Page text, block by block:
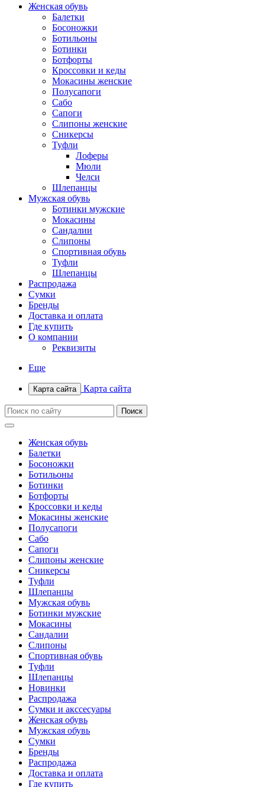
Женская обувь
Балетки
Босоножки
Ботильоны
Ботинки
Ботфорты
Кроссовки и кеды
Мокасины женские
Полусапоги
Сабо
Сапоги
Слипоны женские
Сникерсы
Туфли
Лоферы
Мюли
Челси
Шлепанцы
Мужская обувь
Ботинки мужские
Мокасины
Сандалии
Слипоны
Спортивная обувь
Туфли
Шлепанцы
Распродажа
Сумки
Бренды
Доставка и оплата
Где купить
О компании
Реквизиты
Еще
Карта сайта Карта сайта
Женская обувь
Балетки
Босоножки
Ботильоны
Ботинки
Ботфорты
Кроссовки и кеды
Мокасины женские
Полусапоги
Сабо
Сапоги
Слипоны женские
Сникерсы
Туфли
Шлепанцы
Мужская обувь
Ботинки мужские
Мокасины
Сандалии
Слипоны
Спортивная обувь
Туфли
Шлепанцы
Новинки
Распродажа
Сумки и акссесуары
Женская обувь
Мужская обувь
Сумки
Бренды
Распродажа
Доставка и оплата
Где купить